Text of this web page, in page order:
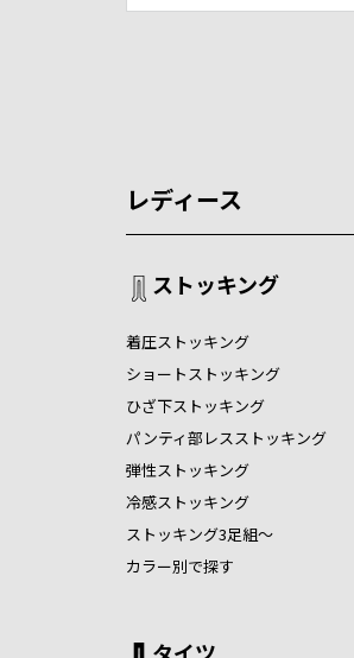
レディース
ストッキング
着圧ストッキング
ショートストッキング
ひざ下ストッキング
パンティ部レスストッキング
弾性ストッキング
冷感ストッキング
ストッキング3足組～
カラー別で探す
タイツ